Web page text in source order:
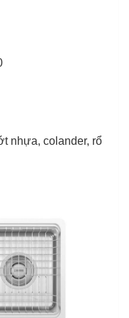
nhựa, colander, rổ